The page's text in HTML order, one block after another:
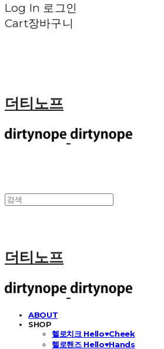
Log In 로그인
Cart장바구니
더티노프
더티노프
ABOUT
SHOP
헬로치크 Hello♥Cheek
헬로핸즈 Hello♥Hands